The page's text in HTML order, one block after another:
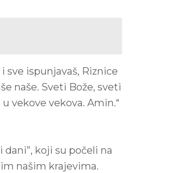
sve ispunjavaš, Riznice
naše. Sveti Bože, sveti
vekove vekova. Amin.“
koji su počeli na
našim krajevima.